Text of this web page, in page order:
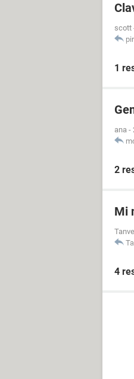
scott
1
ana -
2
Mi
4